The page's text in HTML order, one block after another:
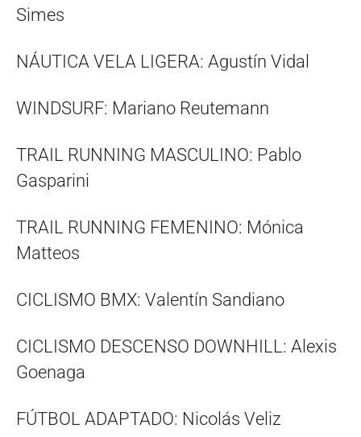
Simes
NÁUTICA VELA LIGERA: Agustín Vidal
WINDSURF: Mariano Reutemann
TRAIL RUNNING MASCULINO: Pablo
Gasparini
TRAIL RUNNING FEMENINO: Mónica
Matteos
CICLISMO BMX: Valentín Sandiano
CICLISMO DESCENSO DOWNHILL: Alexis
Goenaga
FÚTBOL ADAPTADO: Nicolás Veliz